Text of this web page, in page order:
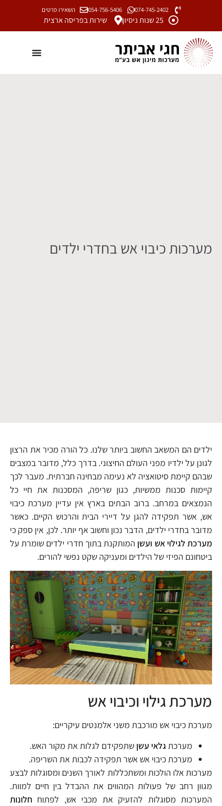
074-745-2402
054-756-5406 השאירו פרטים
25 שנות ניסיון שירות בפריסה ארצית
מערכות כיבוי אש בחדרי ילדים
ילדים הם המשאב החשוב ביותר שלנו. כל הורה מכיר את הרצון
לגונן על ילדיו מפני העולם החיצוני. בדרך כלל, מדובר במצבים
שבהם קיימת סיטואציה לא נעימה מבחינה חברתית. מעבר לכך
קיימות סכנות ממשיות, כגון שריפה, המסכנות את חיי כל
הנמצאים במרחב. ברוב הבתים בארץ אין עדיין מערכת כיבוי
אש, אשר תפקידה להגן על דיירי הבית והרכוש הקיים. כאשר
מדובר בחדרי ילדים, הדבר נכון וחשוב אף יותר. לכן, אין ספק כי
מערכת לגילוי אש ועשן המותקנת בתוך חדרי ילדים שומרת על
ביטחונם הפיזי של הילדים ומעניקה שקט נפשי להורים.
מערכת גילוי וכיבוי אש
מערכת כיבוי אש מורכבת משני אלמנטים עיקריים:
מערכת גלאי עשן שתפקידם לגלות את מקור האש.
מערכת כיבוי אש אשר תפקידה לכבות את השריפה.
מערכות אלו הולכות ומשתכללות לאורך השנים ומסוגלות לבצע
מגוון רחב של פעולות המהווים את ההבדל בין חיים למוות.
המערכות מסוגלות להזעיק את מכבי אש, לפתוח חלונות